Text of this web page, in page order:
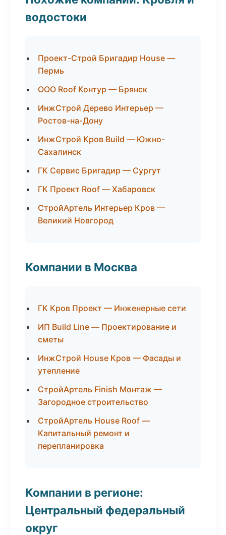
водостоки
Проект-Строй Бригадир House —
Пермь
ООО Roof Контур — Брянск
ИнжСтрой Дерево Интерьер —
Ростов-на-Дону
ИнжСтрой Кров Build — Южно-
Сахалинск
ГК Сервис Бригадир — Сургут
ГК Проект Roof — Хабаровск
СтройАртель Интерьер Кров —
Великий Новгород
Компании в Москва
ГК Кров Проект — Инженерные сети
ИП Build Line — Проектирование и
сметы
ИнжСтрой House Кров — Фасады и
утепление
СтройАртель Finish Монтаж —
Загородное строительство
СтройАртель House Roof —
Капитальный ремонт и
перепланировка
Компании в регионе:
Центральный федеральный
округ